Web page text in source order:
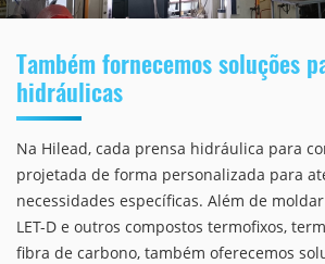
Também fornecemos soluções
hidráulicas
Na Hilead, cada prensa hidráulica para
projetada de forma personalizada para
necessidades específicas. Além de moldar
LET-D e outros compostos termofixos,
fibra de carbono, também oferecemos